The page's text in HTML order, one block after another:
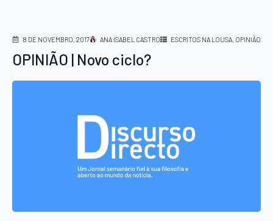
8 DE NOVEMBRO, 2017 ANA ISABEL CASTRO ESCRITOS NA LOUSA OPINIÃO
OPINIÃO | Novo ciclo?